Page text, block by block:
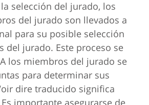
selección del jurado, los
del jurado son llevados a
para su posible selección
del jurado. Este proceso se
los miembros del jurado se
para determinar sus
dire traducido significa
importante asegurarse de